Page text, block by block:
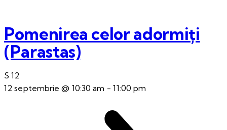
Pomenirea celor adormiți
(Parastas)
S12
12 septembrie @ 10:30 am - 11:00 pm